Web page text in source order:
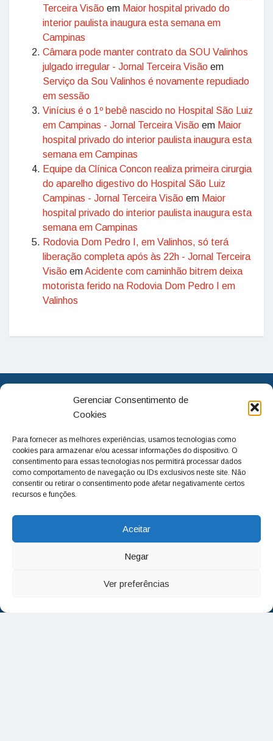
Gerenciar Consentimento de
Cookies
Para fornecer as melhores experiências, usamos tecnologias como
cookies para armazenar e/ou acessar informações do dispositivo. O
consentimento para essas tecnologias nos permitirá processar dados
como comportamento de navegação ou IDs exclusivos neste site. Não
consentir ou retirar o consentimento pode afetar negativamente certos
recursos e funções.
Aceitar
Negar
Ver preferências
Terceira Visão em Maior hospital privado do
interior paulista inaugura esta semana em
Campinas
Câmara pode manter contrato da SOU Valinhos
julgado irregular - Jornal Terceira Visão em
Serviço da Sou Valinhos é novamente repudiado
em sessão
Vinícius é o 1º bebê nascido no Hospital São Luiz
em Campinas - Jornal Terceira Visão em Maior
hospital privado do interior paulista inaugura esta
semana em Campinas
Equipe da Clínica Concon realiza primeira cirurgia
do aparelho digestivo do Hospital São Luiz
Campinas - Jornal Terceira Visão em Maior
hospital privado do interior paulista inaugura esta
semana em Campinas
Rodovia Dom Pedro I, em Valinhos, só terá
liberação completa após às 22h - Jornal Terceira
Visão emAcidente com caminhão bitrem deixa
motorista ferido na Rodovia Dom Pedro I em
Valinhos